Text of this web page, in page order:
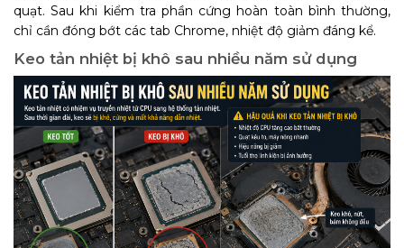
quạt. Sau khi kiểm tra phần cứng hoàn toàn bình thường,
chỉ cần đóng bớt các tab Chrome, nhiệt độ giảm đáng kể.
Keo tản nhiệt bị khô sau nhiều năm sử dụng